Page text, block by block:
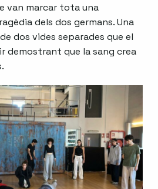
van marcar tota una
dels dos germans. Una
dos vides separades que el
demostrant que la sang crea